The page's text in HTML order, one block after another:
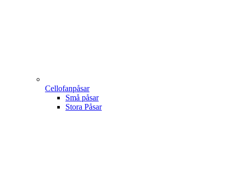
Cellofanpåsar
Små påsar
Stora Påsar